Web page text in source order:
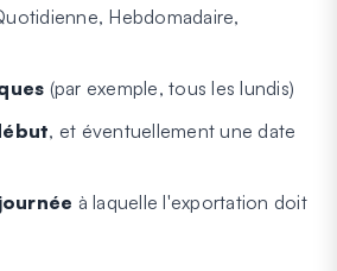
Hebdomadaire,
(par exemple, tous les lundis)
, et éventuellement une date
à laquelle l'exportation doit